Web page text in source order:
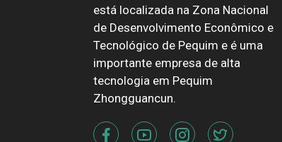
está localizada na Zona Nacional
de Desenvolvimento Econômico e
Tecnológico de Pequim e é uma
importante empresa de alta
tecnologia em Pequim
Zhongguancun.